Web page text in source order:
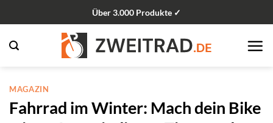
Inhalt
springen
Über 3.000 Produkte ✓
MAGAZIN
Fahrrad im Winter: Mach dein Bike